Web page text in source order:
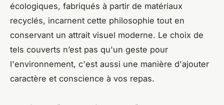
écologiques, fabriqués à partir de matériaux
recyclés, incarnent cette philosophie tout en
conservant un attrait visuel moderne. Le choix de
tels couverts n’est pas qu'un geste pour
l'environnement, c'est aussi une manière d'ajouter
caractère et conscience à vos repas.